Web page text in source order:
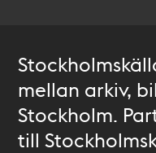
mellan arkiv,
Stockholm.
till